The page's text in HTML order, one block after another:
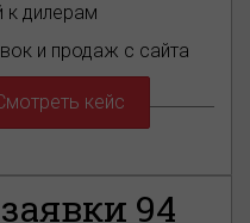
к дилерам
и продаж с сайта
кейс
94